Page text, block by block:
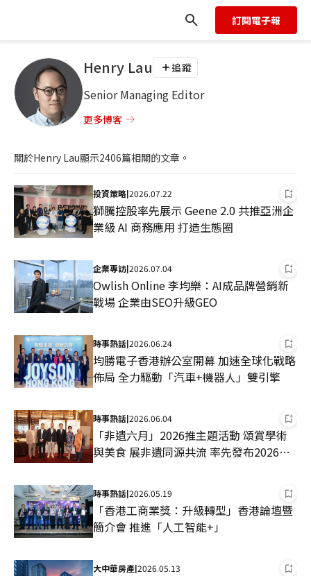
訂閱電子報
Henry Lau 追蹤
Senior Managing Editor
更多博客
關於Henry Lau顯示2406篇相關的文章。
投資策略|2026.07.22
獅騰控股率先展示 Geene 2.0 共推亞洲企
業級 AI 商務應用 打造生態圈
企業專訪|2026.07.04
Owlish Online 李均樂：AI成品牌營銷新
戰場 企業由SEO升級GEO
時事熱話|2026.06.24
均勝電子香港辦公室開幕 加速全球化戰略
佈局 全力驅動「汽車+機器人」雙引擎
時事熱話|2026.06.04
「非遺六月」2026推主題活動 頌賞學術
與美食 展非遺同源共流 率先發布2026非
時事熱話|2026.05.19
「香港工商業獎：升級轉型」香港論壇暨
簡介會 推進「人工智能+」
大中華房產|2026.05.13